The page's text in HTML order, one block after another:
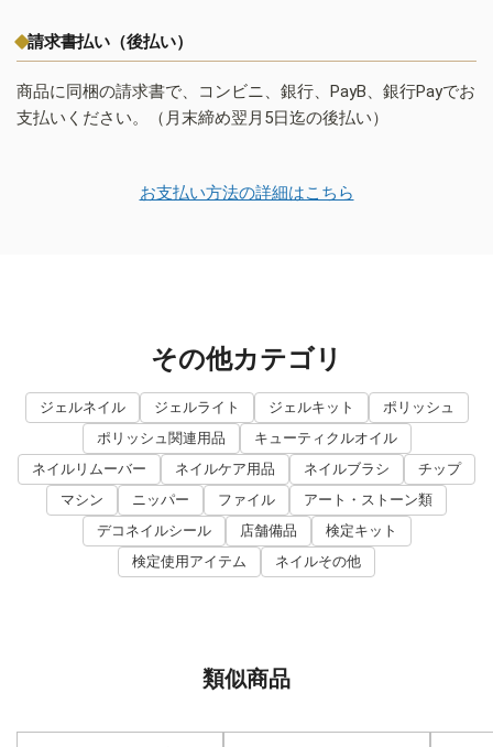
請求書払い（後払い）
商品に同梱の請求書で、コンビニ、銀行、PayB、銀行Payでお
支払いください。（月末締め翌月5日迄の後払い）
お支払い方法の詳細はこちら
その他カテゴリ
ジェルネイル ジェルライト ジェルキット
ポリッシュ
ポリッシュ関連用品
キューティクルオイル
ネイルリムーバー
ネイルケア用品 ネイルブラシ
チップ
マシン
ニッパー ファイル
アート・ストーン類
デコネイルシール
店舗備品
検定キット
検定使用アイテム
ネイルその他
類似商品